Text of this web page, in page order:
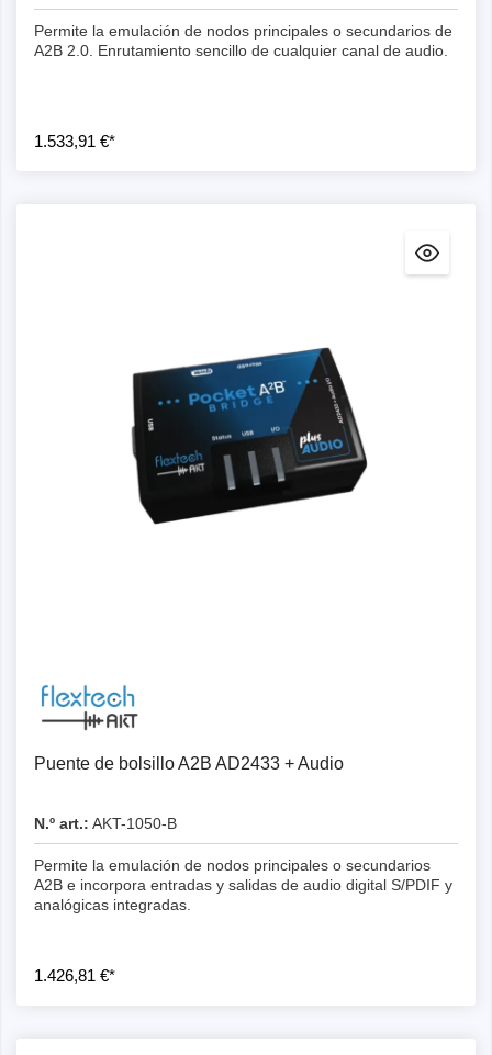
Permite la emulación de nodos principales o secundarios de
A2B 2.0. Enrutamiento sencillo de cualquier canal de audio.
1.533,91 €*
Puente de bolsillo A2B AD2433 + Audio
N.º art.: AKT-1050-B
Permite la emulación de nodos principales o secundarios
A2B e incorpora entradas y salidas de audio digital S/PDIF y
analógicas integradas.
1.426,81 €*